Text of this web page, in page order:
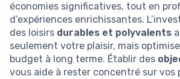
économies significatives, tout en
d’expériences enrichissantes.
des loisirs durables et polyvalents
seulement votre plaisir, mais
budget à long terme. Établir des
vous aide à rester concentré sur vos